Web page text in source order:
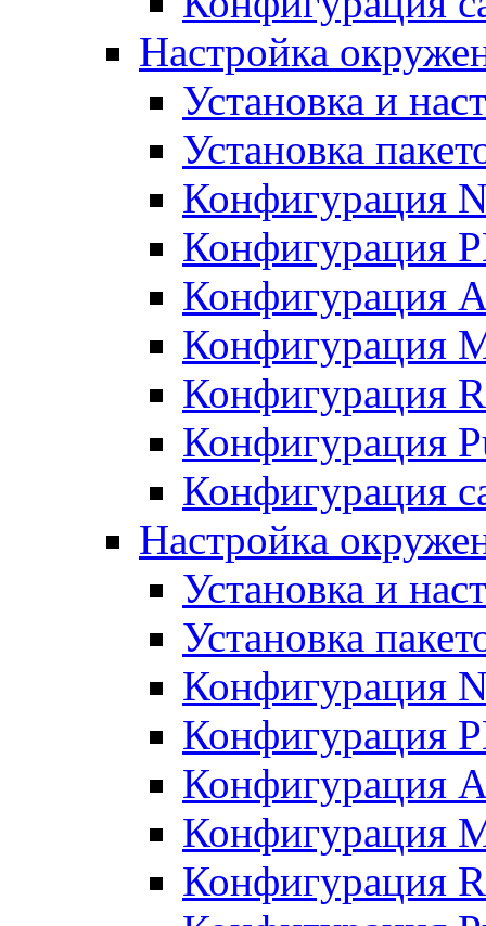
Настройка
Установка и
Установка
Конфигурация
Конфигурация
Конфигурация
Конфигурация
Конфигурация
Конфигурация
Конфигурация
Настройка
Установка и
Установка
Конфигурация
Конфигурация
Конфигурация
Конфигурация
Конфигурация